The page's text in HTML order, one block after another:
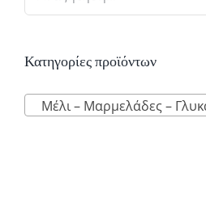
Κατηγορίες προϊόντων
Μέλι – Μαρμελάδες –